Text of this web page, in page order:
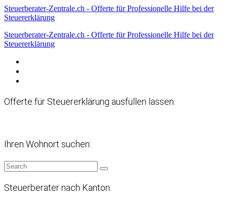
Steuerberater-Zentrale.ch - Offerte für Professionelle Hilfe bei der
Steuererklärung
Steuerberater-Zentrale.ch - Offerte für Professionelle Hilfe bei der
Steuererklärung
Offerte für Steuererklärung ausfüllen lassen:
Ihren Wohnort suchen:
Steuerberater nach Kanton: